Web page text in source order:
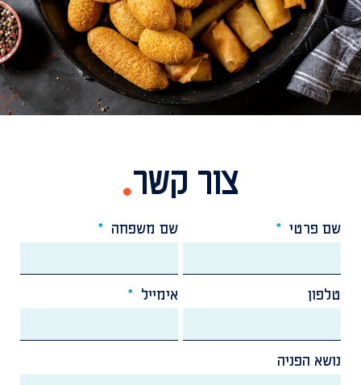
צור קשר
שם פרטי שם משפחה
טלפון אימייל
נושא הפניה